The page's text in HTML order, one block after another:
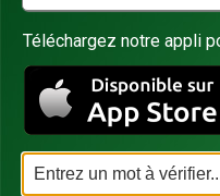
Téléchargez notre appli